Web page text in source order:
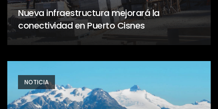
Nueva infraestructura mejorará la
conectividad en Puerto Cisnes
NOTICIA